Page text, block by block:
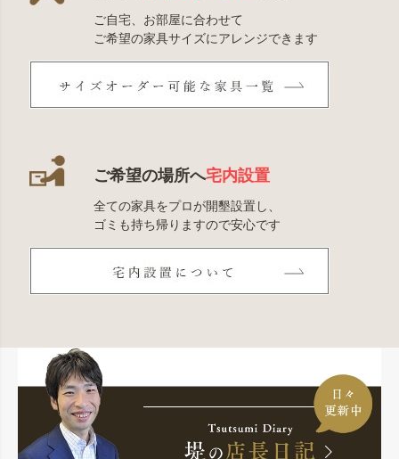
ご自宅、お部屋に合わせて
ご希望の家具サイズにアレンジできます
ご希望の場所へ宅内設置
全ての家具をプロが開墾設置し、
ゴミも持ち帰りますので安心です